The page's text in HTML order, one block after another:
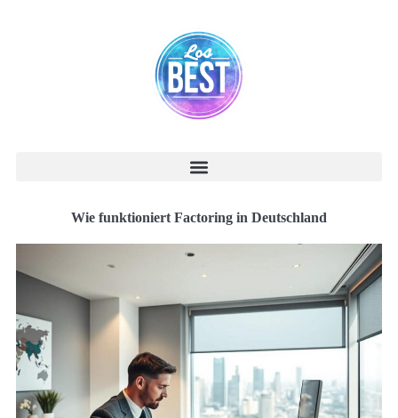
Wie funktioniert Factoring in Deutschland